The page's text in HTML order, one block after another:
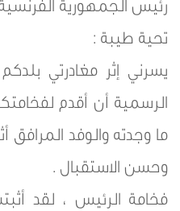
رئيس الجمهورية
تحية طيبة :
يسرني إثر مغادرتي
الرسمية أن أقدم
ما وجدته والوفد المرافق
وحسن الاستقبال .
فخامة الرئيس ، لقد